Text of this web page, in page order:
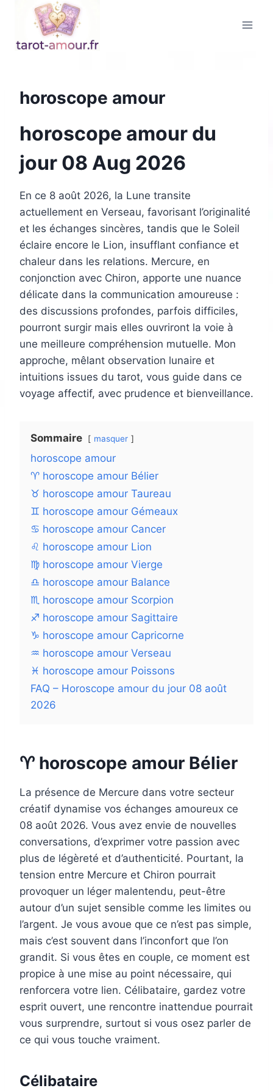
contenu
horoscope amour
horoscope amour du
jour 08 Aug 2026
En ce 8 août 2026, la Lune transite
actuellement en Verseau, favorisant l’originalité
et les échanges sincères, tandis que le Soleil
éclaire encore le Lion, insufflant confiance et
chaleur dans les relations. Mercure, en
conjonction avec Chiron, apporte une nuance
délicate dans la communication amoureuse :
des discussions profondes, parfois difficiles,
pourront surgir mais elles ouvriront la voie à
une meilleure compréhension mutuelle. Mon
approche, mêlant observation lunaire et
intuitions issues du tarot, vous guide dans ce
voyage affectif, avec prudence et bienveillance.
Sommaire masquer
horoscope amour
♈ horoscope amour Bélier
♉ horoscope amour Taureau
♊ horoscope amour Gémeaux
♋ horoscope amour Cancer
♌ horoscope amour Lion
♍ horoscope amour Vierge
♎ horoscope amour Balance
♏ horoscope amour Scorpion
♐ horoscope amour Sagittaire
♑ horoscope amour Capricorne
♒ horoscope amour Verseau
♓ horoscope amour Poissons
FAQ – Horoscope amour du jour 08 août
2026
♈ horoscope amour Bélier
La présence de Mercure dans votre secteur
créatif dynamise vos échanges amoureux ce
08 août 2026. Vous avez envie de nouvelles
conversations, d’exprimer votre passion avec
plus de légèreté et d’authenticité. Pourtant, la
tension entre Mercure et Chiron pourrait
provoquer un léger malentendu, peut-être
autour d’un sujet sensible comme les limites ou
l’argent. Je vous avoue que ce n’est pas simple,
mais c’est souvent dans l’inconfort que l’on
grandit. Si vous êtes en couple, ce moment est
propice à une mise au point nécessaire, qui
renforcera votre lien. Célibataire, gardez votre
esprit ouvert, une rencontre inattendue pourrait
vous surprendre, surtout si vous osez parler de
ce qui vous touche vraiment.
Célibataire